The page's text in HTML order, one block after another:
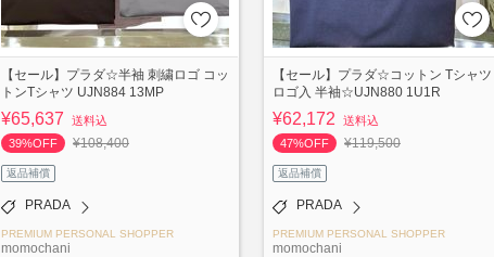
【セール】プラダ☆半袖 刺繍ロゴ コッ
トンTシャツ UJN884 13MP
¥65,637
送料込
39%OFF
¥108,400
返品補償
PRADA
PREMIUM PERSONAL SHOPPER
momochani
【セール】プラダ☆コットン Tシャツ
ロゴ入 半袖☆UJN880 1U1R
¥62,172
送料込
47%OFF
¥119,500
返品補償
PRADA
PREMIUM PERSONAL SHOPPER
momochani